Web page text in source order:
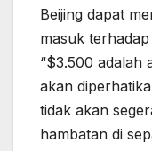
Beijing dapat
masuk
“$3.500 adalah
akan
tidak akan
hambatan di